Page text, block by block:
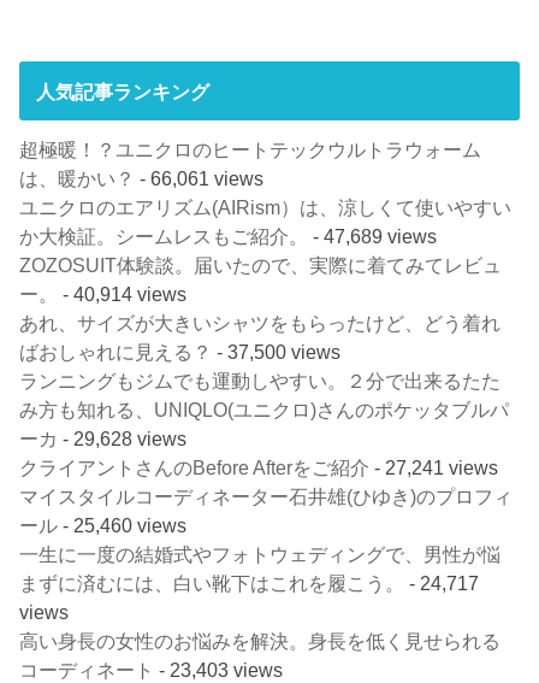
人気記事ランキング
超極暖！？ユニクロのヒートテックウルトラウォーム
は、暖かい？ - 66,061 views
ユニクロのエアリズム(AIRism）は、涼しくて使いやすい
か大検証。シームレスもご紹介。
- 47,689 views
ZOZOSUIT体験談。届いたので、実際に着てみてレビュ
ー。
- 40,914 views
あれ、サイズが大きいシャツをもらったけど、どう着れ
ばおしゃれに見える？ - 37,500 views
ランニングもジムでも運動しやすい。２分で出来るたた
み方も知れる、UNIQLO(ユニクロ)さんのポケッタブルパ
ーカ - 29,628 views
クライアントさんのBefore Afterをご紹介 - 27,241 views
マイスタイルコーディネーター石井雄(ひゆき)のプロフィ
ール - 25,460 views
一生に一度の結婚式やフォトウェディングで、男性が悩
まずに済むには、白い靴下はこれを履こう。
- 24,717
views
高い身長の女性のお悩みを解決。身長を低く見せられる
コーディネート - 23,403 views